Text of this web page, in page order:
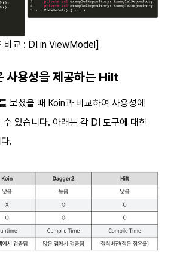
비교 : DI in ViewModel]
사용성을 제공하는 Hilt
보셨을 때 Koin과 비교하여 사용성에
수 있습니다. 아래는 각 DI 도구에 대한
.